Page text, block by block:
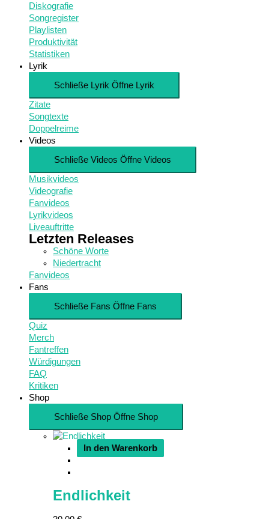
Diskografie
Songregister
Playlisten
Produktivität
Statistiken
Lyrik
Schließe Lyrik Öffne Lyrik
Zitate
Songtexte
Doppelreime
Videos
Schließe Videos Öffne Videos
Musikvideos
Videografie
Fanvideos
Lyrikvideos
Liveauftritte
Letzten Releases
Schöne Worte
Niedertracht
Fanvideos
Fans
Schließe Fans Öffne Fans
Quiz
Merch
Fantreffen
Würdigungen
FAQ
Kritiken
Shop
Schließe Shop Öffne Shop
In den Warenkorb
Endlichkeit